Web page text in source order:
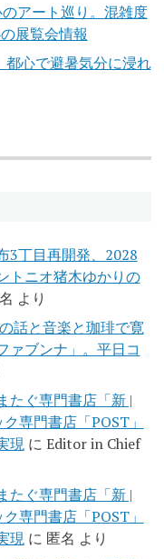
アート巡り。混雑度
展覧会情報
都心で避暑気分に浸れ
3丁目再開発、2028
トニオ猪木ゆかりの
より
話と音楽と珈琲で寛
ァブンナ」。平日コ
たぐ専門書店「新 |
専門書店「POST」
現に Editor in Chief
たぐ専門書店「新 |
専門書店「POST」
現に 匿名 より